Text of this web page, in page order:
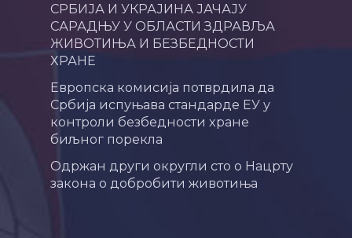
СРБИЈА И УКРАЈИНА ЈАЧАЈУ
САРАДЊУ У ОБЛАСТИ ЗДРАВЉА
ЖИВОТИЊА И БЕЗБЕДНОСТИ
ХРАНЕ
Европска комисија потврдила да
Србија испуњава стандарде ЕУ у
контроли безбедности хране
биљног порекла
Одржан други округли сто о Нацрту
закона о добробити животиња